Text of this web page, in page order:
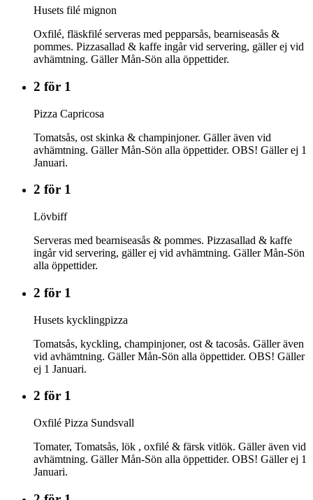
Husets filé mignon
Oxfilé, fläskfilé serveras med pepparsås, bearniseasås &
pommes. Pizzasallad & kaffe ingår vid servering, gäller ej vid
avhämtning. Gäller Mån-Sön alla öppettider.
2 för 1
Pizza Capricosa
Tomatsås, ost skinka & champinjoner. Gäller även vid
avhämtning. Gäller Mån-Sön alla öppettider. OBS! Gäller ej 1
Januari.
2 för 1
Lövbiff
Serveras med bearniseasås & pommes. Pizzasallad & kaffe
ingår vid servering, gäller ej vid avhämtning. Gäller Mån-Sön
alla öppettider.
2 för 1
Husets kycklingpizza
Tomatsås, kyckling, champinjoner, ost & tacosås. Gäller även
vid avhämtning. Gäller Mån-Sön alla öppettider. OBS! Gäller
ej 1 Januari.
2 för 1
Oxfilé Pizza Sundsvall
Tomater, Tomatsås, lök , oxfilé & färsk vitlök. Gäller även vid
avhämtning. Gäller Mån-Sön alla öppettider. OBS! Gäller ej 1
Januari.